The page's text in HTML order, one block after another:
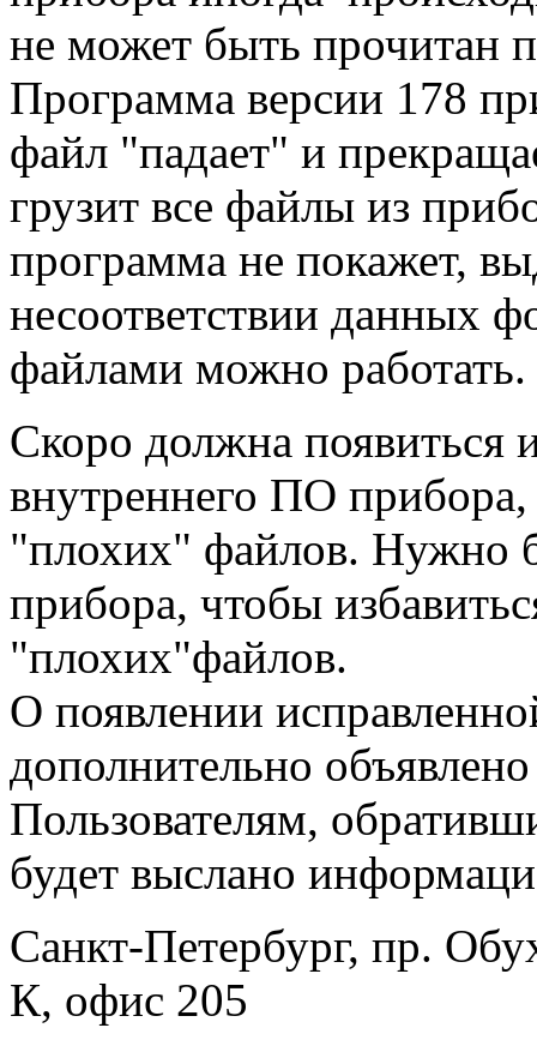
не может быть прочитан
Программа версии 178
файл "падает" и
грузит все файлы из
программа не покажет,
несоответствии данных
файлами можно работать.
Скоро должна появиться
внутреннего ПО
"плохих" файлов. Нужно
прибора, чтобы
"плохих"файлов.
О появлении
дополнительно
Пользователям,
будет выслано
Санкт-Петербург, пр.
К, офис 205